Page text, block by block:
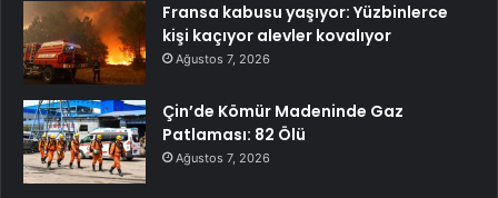
Fransa kabusu yaşıyor: Yüzbinlerce
kişi kaçıyor alevler kovalıyor
Ağustos 7, 2026
Çin’de Kömür Madeninde Gaz
Patlaması: 82 Ölü
Ağustos 7, 2026